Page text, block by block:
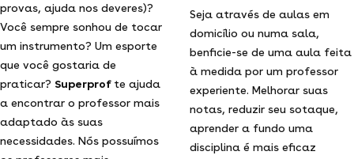
provas, ajuda nos deveres)?
Você sempre sonhou de tocar
um instrumento? Um esporte
que você gostaria de
praticar? Superprof te ajuda
a encontrar o professor mais
adaptado às suas
necessidades. Nós possuímos
Seja através de aulas em
domicílio ou numa sala,
benficie-se de uma aula feita
à medida por um professor
experiente. Melhorar suas
notas, reduzir seu sotaque,
aprender a fundo uma
disciplina é mais eficaz